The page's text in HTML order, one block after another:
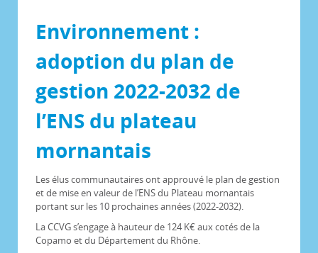
Environnement :
adoption du plan de
gestion 2022-2032 de
l’ENS du plateau
mornantais
Les élus communautaires ont approuvé le plan de gestion
et de mise en valeur de l’ENS du Plateau mornantais
portant sur les 10 prochaines années (2022-2032).
La CCVG s’engage à hauteur de 124 K€ aux cotés de la
Copamo et du Département du Rhône.